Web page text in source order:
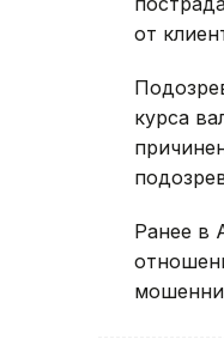
от
курса
Ранее в